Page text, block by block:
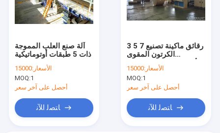
آلة صنع العلب المموجة
ذات 5 طبقات أوتوماتيكية
الأسعار:15000
MOQ:1
أحصل على آخر سعر
ﺎﺘﺼﻟ ﺍﻶﻧ
3 5 7 رقائق ماكينة تصنيع
الكرتون المقوى
الأوتوماتيكي ذو وجه واحد
خط إنتاج علبة كرتون
مموج
الأسعار:15000
MOQ:1
أحصل على آخر سعر
ﺎﺘﺼﻟ ﺍﻶﻧ